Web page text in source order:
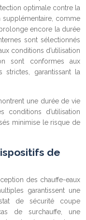
optimale contre la
comme
encore la durée
sont sélectionnés
conditions d’utilisation
sont conformes aux
strictes, garantissant la
une durée de vie
conditions d’utilisation
minimise le risque de
de
des chauffe-eaux
garantissent une
de sécurité coupe
de surchauffe, une